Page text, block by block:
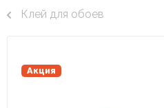
Клей для обоев
Акция